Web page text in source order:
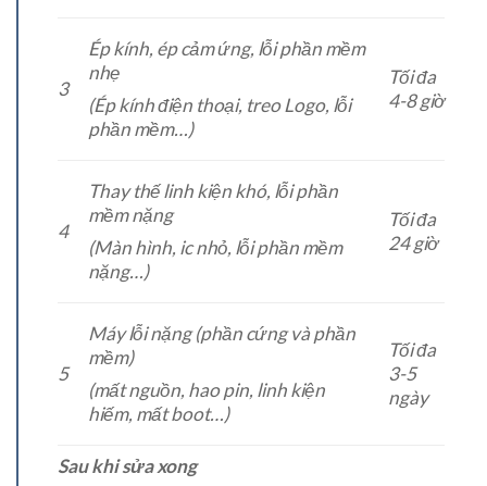
3
Ép kính, ép cảm ứng, lỗi phần mềm
nhẹ
(Ép kính điện thoại, treo Logo, lỗi
phần mềm…)
Tối đa
4-8 giờ
4
Thay thế linh kiện khó, lỗi phần
mềm nặng
(Màn hình, ic nhỏ, lỗi phần mềm
nặng…)
Tối đa
24 giờ
5
Máy lỗi nặng (phần cứng và phần
mềm)
(mất nguồn, hao pin, linh kiện
hiếm, mất boot…)
Tối đa
3-5
ngày
Sau khi sửa xong